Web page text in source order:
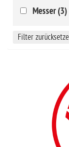
Messer (3)
Filter